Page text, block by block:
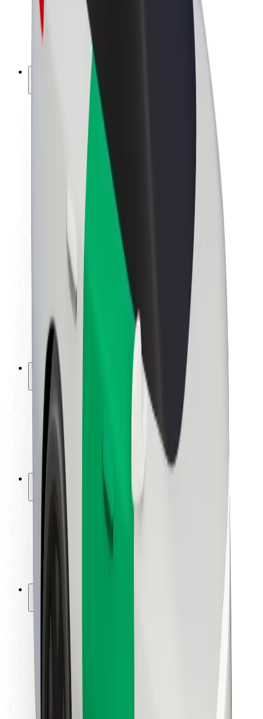
Bolt Food პარტნიორები
ავტოპარკები
ფრენჩაიზი
ვაკანსიები
Bolt-ის შესახებ
Bolt და ეკომეგობრულობა
ნულოვანი პროექტი
სიახლეები
ბრენდის გზამკვლევი
მისია
ინვესტორებთან ურთიერთობა
ლიდერობა
ბრენდი
მედია
ურბანული ფონდი
უსაფრთხოება
მგზავრების უსაფრთხოება
მძღოლების უსაფრთხოება
სკუტერის უსაფრთხოება
უსაფრთხოება
ქალაქები
ლოკაციები
ქალაქი უკეთესობისკენ
აეროპორტები
Bolt-ის დასატენი სადგური
მხარდაჭერა
მძღოლებისთვის
კურიერებისთვის
ავტოპარკის მფლობელებისთვის